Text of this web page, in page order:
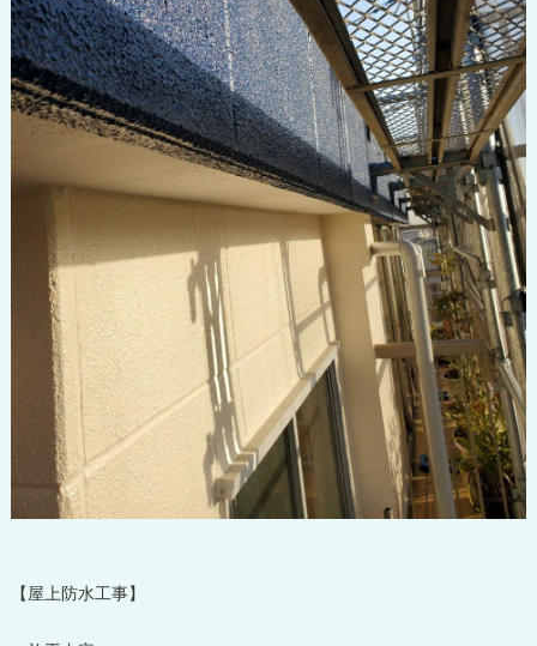
【屋上防水工事】